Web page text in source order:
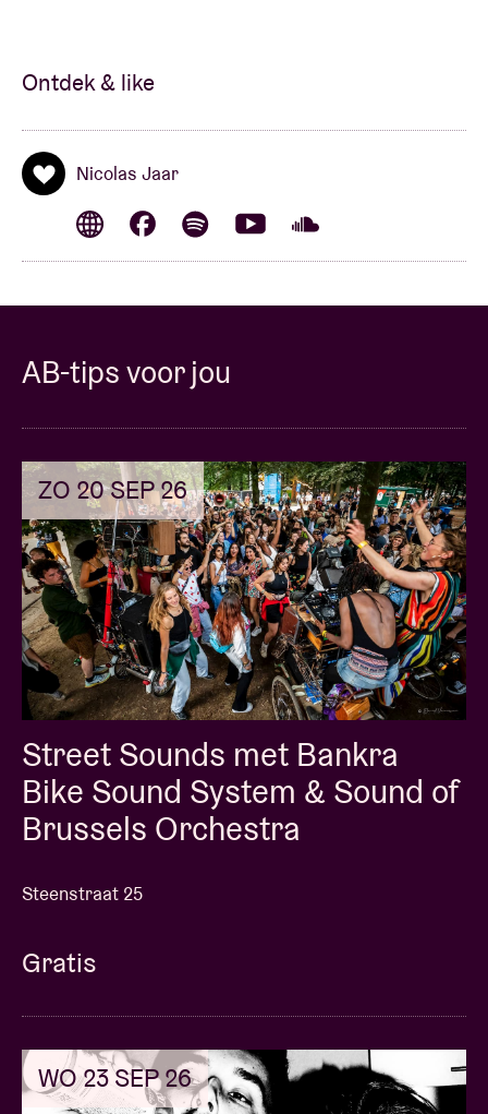
Ontdek & like
Nicolas Jaar
AB-tips voor jou
ZO 20 SEP 26
Street Sounds met Bankra
Bike Sound System & Sound of
Brussels Orchestra
Steenstraat 25
Gratis
WO 23 SEP 26